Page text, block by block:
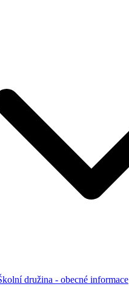
družina - obecné informace